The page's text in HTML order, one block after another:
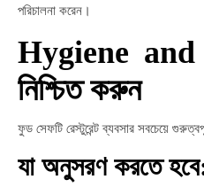
পরিচালনা করেন।
Hygiene
নিশ্চিত করুন
ফুড সেফটি রেস্টুরেন্ট ব্যবসার সবচেয়ে
যা অনুসরণ করতে